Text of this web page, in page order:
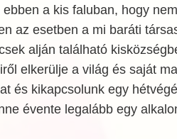
a kis faluban, hogy
az esetben a mi baráti
alján található
elkerülje a világ és saját
és kikapcsolunk egy
évente legalább egy